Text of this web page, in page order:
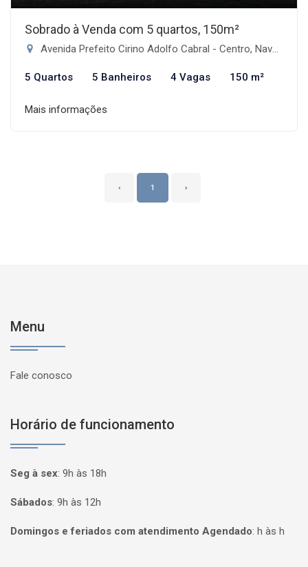
Sobrado à Venda com 5 quartos, 150m²
Avenida Prefeito Cirino Adolfo Cabral - Centro, Navegantes-SC
5 Quartos 5 Banheiros 4 Vagas 150 m²
Mais informações
‹ 1 ›
Menu
Fale conosco
Horário de funcionamento
Seg à sex: 9h às 18h
Sábados: 9h às 12h
Domingos e feriados com atendimento Agendado: h às h